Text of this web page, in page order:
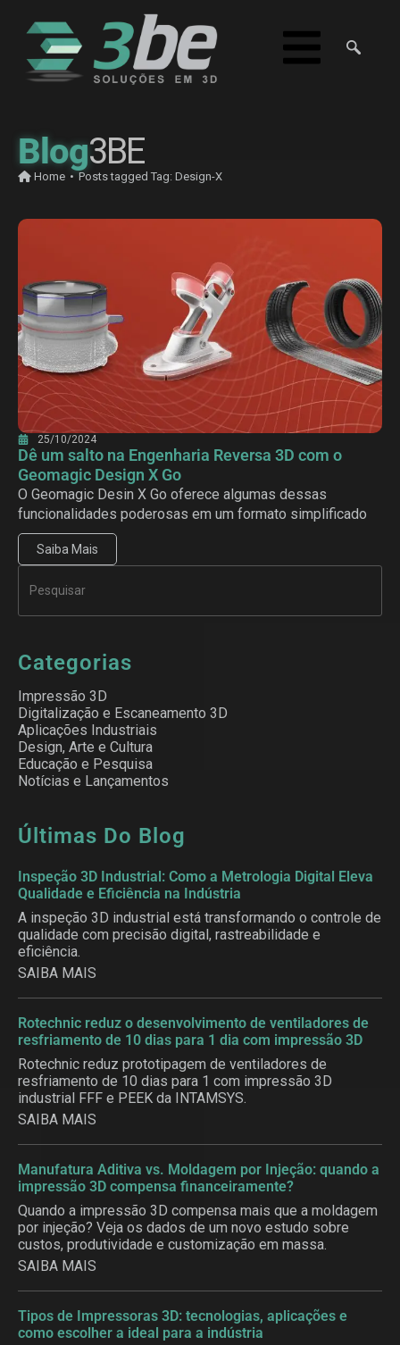
Blog3BE
Home • Posts tagged Tag: Design-X
25/10/2024
Dê um salto na Engenharia Reversa 3D com o
Geomagic Design X Go
O Geomagic Desin X Go oferece algumas dessas
funcionalidades poderosas em um formato simplificado
Saiba Mais
Categorias
Impressão 3D
Digitalização e Escaneamento 3D
Aplicações Industriais
Design, Arte e Cultura
Educação e Pesquisa
Notícias e Lançamentos
Últimas Do Blog
Inspeção 3D Industrial: Como a Metrologia Digital Eleva
Qualidade e Eficiência na Indústria
A inspeção 3D industrial está transformando o controle de
qualidade com precisão digital, rastreabilidade e
eficiência.
SAIBA MAIS
Rotechnic reduz o desenvolvimento de ventiladores de
resfriamento de 10 dias para 1 dia com impressão 3D
Rotechnic reduz prototipagem de ventiladores de
resfriamento de 10 dias para 1 com impressão 3D
industrial FFF e PEEK da INTAMSYS.
SAIBA MAIS
Manufatura Aditiva vs. Moldagem por Injeção: quando a
impressão 3D compensa financeiramente?
Quando a impressão 3D compensa mais que a moldagem
por injeção? Veja os dados de um novo estudo sobre
custos, produtividade e customização em massa.
SAIBA MAIS
Tipos de Impressoras 3D: tecnologias, aplicações e
como escolher a ideal para a indústria